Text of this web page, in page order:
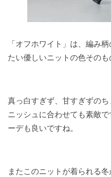
「オフホワイト」は、編み
たい優しいニットの色そのも
真っ白すぎず、甘すぎずの
ニッシュに合わせても素敵
ーデも良いですね。
またこのニットが着られる